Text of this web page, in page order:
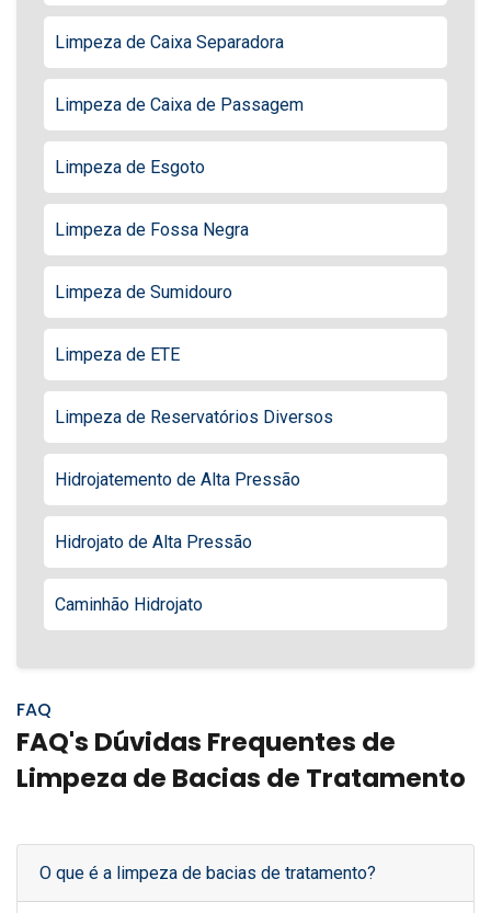
Limpeza de Caixa Separadora
Limpeza de Caixa de Passagem
Limpeza de Esgoto
Limpeza de Fossa Negra
Limpeza de Sumidouro
Limpeza de ETE
Limpeza de Reservatórios Diversos
Hidrojatemento de Alta Pressão
Hidrojato de Alta Pressão
Caminhão Hidrojato
FAQ
FAQ's Dúvidas Frequentes de
Limpeza de Bacias de Tratamento
O que é a limpeza de bacias de tratamento?